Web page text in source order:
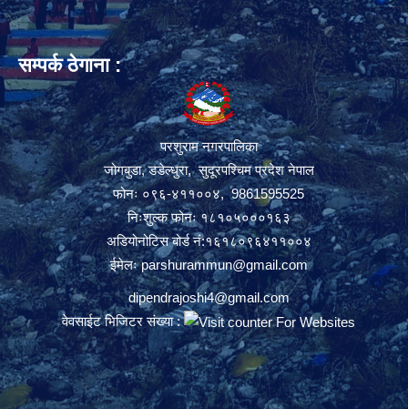
सम्पर्क ठेगाना :
परशुराम नगरपालिका
जोगबुडा, डडेल्धुरा, सुदूरपश्चिम प्रदेश नेपाल
फोनः ०९६-४११००४, 9861595525
निःशुल्क फोनः १८१०५०००१६३
अडियोनोटिस बोर्ड नं:१६१८०९६४११००४
ईमेलःparshurammun@gmail.com
dipendrajoshi4@gmail.com
वेवसाईट भिजिटर संख्या :